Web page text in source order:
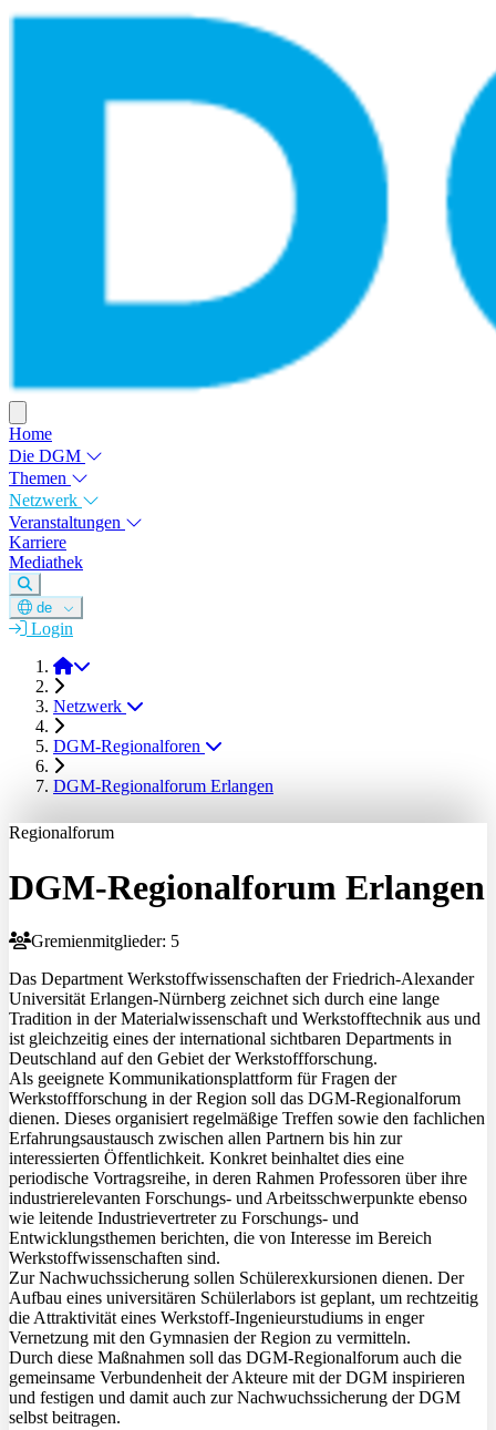
Home
Die DGM
Themen
Netzwerk
Veranstaltungen
Karriere
Mediathek
de
Login
DGM e.V.
Netzwerk
DGM-Regionalforen
DGM-Regionalforum Erlangen
Regionalforum
DGM-Regionalforum Erlangen
Gremienmitglieder: 5
Das Department Werkstoffwissenschaften der Friedrich-Alexander
Universität Erlangen-Nürnberg zeichnet sich durch eine lange
Tradition in der Materialwissenschaft und Werkstofftechnik aus und
ist gleichzeitig eines der international sichtbaren Departments in
Deutschland auf den Gebiet der Werkstoffforschung.
Als geeignete Kommunikationsplattform für Fragen der
Werkstoffforschung in der Region soll das DGM-Regionalforum
dienen. Dieses organisiert regelmäßige Treffen sowie den fachlichen
Erfahrungsaustausch zwischen allen Partnern bis hin zur
interessierten Öffentlichkeit. Konkret beinhaltet dies eine
periodische Vortragsreihe, in deren Rahmen Professoren über ihre
industrierelevanten Forschungs- und Arbeitsschwerpunkte ebenso
wie leitende Industrievertreter zu Forschungs- und
Entwicklungsthemen berichten, die von Interesse im Bereich
Werkstoffwissenschaften sind.
Zur Nachwuchssicherung sollen Schülerexkursionen dienen. Der
Aufbau eines universitären Schülerlabors ist geplant, um rechtzeitig
die Attraktivität eines Werkstoff-Ingenieurstudiums in enger
Vernetzung mit den Gymnasien der Region zu vermitteln.
Durch diese Maßnahmen soll das DGM-Regionalforum auch die
gemeinsame Verbundenheit der Akteure mit der DGM inspirieren
und festigen und damit auch zur Nachwuchssicherung der DGM
selbst beitragen.